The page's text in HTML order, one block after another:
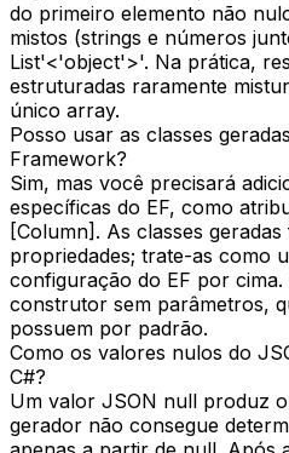
do primeiro elemento não
mistos (strings e números
List'<'object'>'. Na prática,
estruturadas raramente
único array.
Posso usar as classes
Framework?
Sim, mas você precisará
específicas do EF, como
[Column]. As classes
propriedades; trate-as como
configuração do EF por
construtor sem parâmetros,
possuem por padrão.
Como os valores nulos do
C#?
Um valor JSON null produz
gerador não consegue